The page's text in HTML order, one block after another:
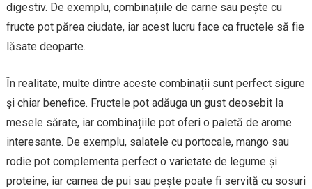
digestiv. De exemplu, combinațiile de carne sau pește cu
fructe pot părea ciudate, iar acest lucru face ca fructele să fie
lăsate deoparte.
În realitate, multe dintre aceste combinații sunt perfect sigure
și chiar benefice. Fructele pot adăuga un gust deosebit la
mesele sărate, iar combinațiile pot oferi o paletă de arome
interesante. De exemplu, salatele cu portocale, mango sau
rodie pot complementa perfect o varietate de legume și
proteine, iar carnea de pui sau pește poate fi servită cu sosuri